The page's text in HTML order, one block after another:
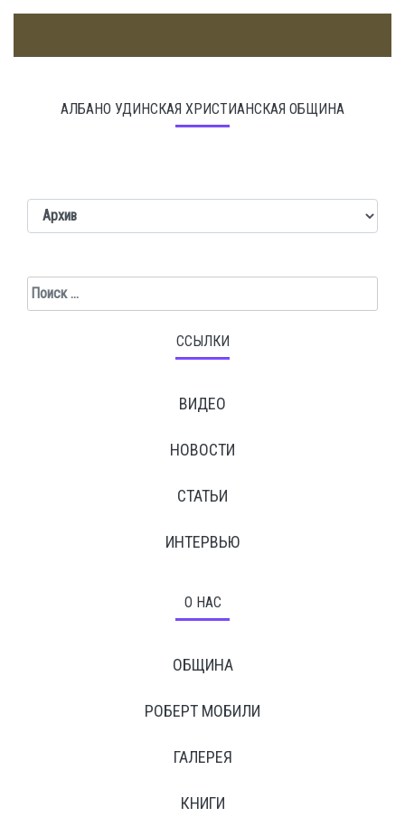
АЛБАНО УДИНСКАЯ ХРИСТИАНСКАЯ ОБЩИНА
ССЫЛКИ
ВИДЕО
НОВОСТИ
СТАТЬИ
ИНТЕРВЬЮ
О НАС
ОБЩИНА
РОБЕРТ МОБИЛИ
ГАЛЕРЕЯ
КНИГИ